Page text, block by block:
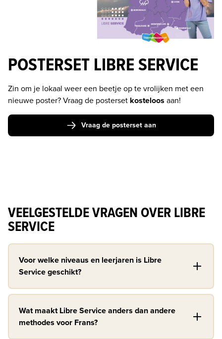
POSTERSET LIBRE SERVICE
Zin om je lokaal weer een beetje op te vrolijken met een
nieuwe poster? Vraag de posterset kosteloos aan!
Vraag de posterset aan
VEELGESTELDE VRAGEN OVER LIBRE
SERVICE
Voor welke niveaus en leerjaren is Libre
Service geschikt?
Wat maakt Libre Service anders dan andere
methodes voor Frans?